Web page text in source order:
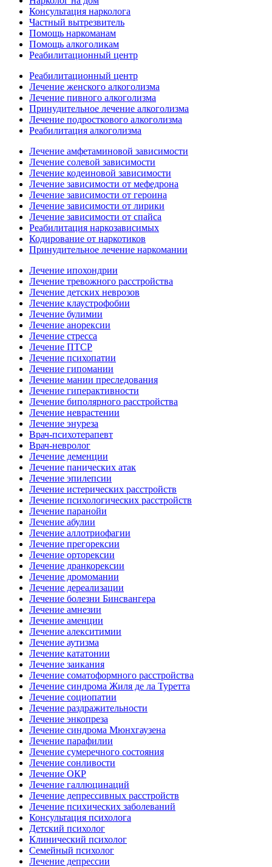
Консультация нарколога
Частный вытрезвитель
Помощь наркоманам
Помощь алкоголикам
Реабилитационный центр
Реабилитационный центр
Лечение женского алкоголизма
Лечение пивного алкоголизма
Принудительное лечение алкоголизма
Лечение подросткового алкоголизма
Реабилитация алкоголизма
Лечение амфетаминовой зависимости
Лечение солевой зависимости
Лечение кодеиновой зависимости
Лечение зависимости от мефедрона
Лечение зависимости от героина
Лечение зависимости от лирики
Лечение зависимости от спайса
Реабилитация наркозависимых
Кодирование от наркотиков
Принудительное лечение наркомании
Лечение ипохондрии
Лечение тревожного расстройства
Лечение детских неврозов
Лечение клаустрофобии
Лечение булимии
Лечение анорексии
Лечение стресса
Лечение ПТСР
Лечение психопатии
Лечение гипомании
Лечение мании преследования
Лечение гиперактивности
Лечение биполярного расстройства
Лечение неврастении
Лечение энуреза
Врач-психотерапевт
Врач-невролог
Лечение деменции
Лечение панических атак
Лечение эпилепсии
Лечение истерических расстройств
Лечение психологических расстройств
Лечение паранойи
Лечение абулии
Лечение аллотриофагии
Лечение прегорексии
Лечение орторексии
Лечение дранкорексии
Лечение дромомании
Лечение дереализации
Лечение болезни Бинсвангера
Лечение амнезии
Лечение аменции
Лечение алекситимии
Лечение аутизма
Лечение кататонии
Лечение заикания
Лечение соматоформного расстройства
Лечение синдрома Жиля де ла Туретта
Лечение социопатии
Лечение раздражительности
Лечение энкопреза
Лечение синдрома Мюнхгаузена
Лечение парафилии
Лечение сумеречного состояния
Лечение сонливости
Лечение ОКР
Лечение галлюцинаций
Лечение депрессивных расстройств
Лечение психических заболеваний
Консультация психолога
Детский психолог
Клинический психолог
Семейный психолог
Лечение депрессии